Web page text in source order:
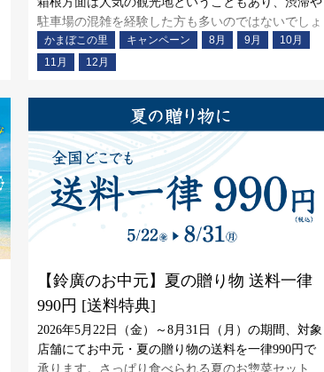
駐車場の混雑を経験した方も多いのではないでしょ
うか。 箱根の玄関口に位置する「鈴廣かまぼこの
里」では、公共交通機関に乗り換えてゆったりと箱
ドでご利用可能な駐車場をご用意しています。パー
ク＆ライドご利用可能期
かまぼこの里 キャンペーン 8月 9月
10月
11月
12月
【鈴廣のお中元】夏の贈り物 送料一律
990円 [送料特典]
2026年5月22日（金）～8月31日（月）の期間、対象
店舗にてお中元・夏の贈り物の送料を一律990円で
承ります。さっぱり食べられる夏のお惣菜セット